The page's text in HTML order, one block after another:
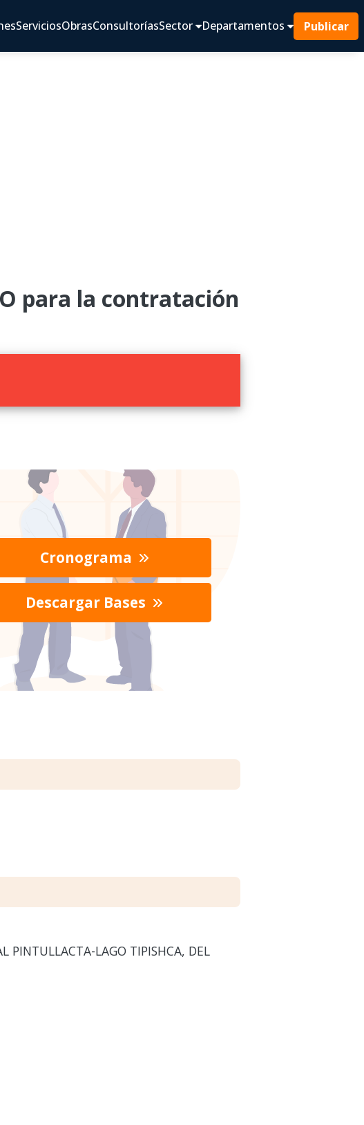
ServiciosObrasConsultoríasSector Departamentos Publicar
para la contratación
Cronograma
Descargar Bases
PINTULLACTA-LAGO TIPISHCA, DEL